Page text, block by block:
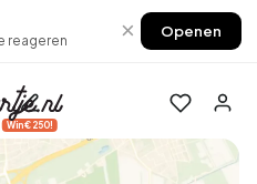
reageren × Openen
Win €250!